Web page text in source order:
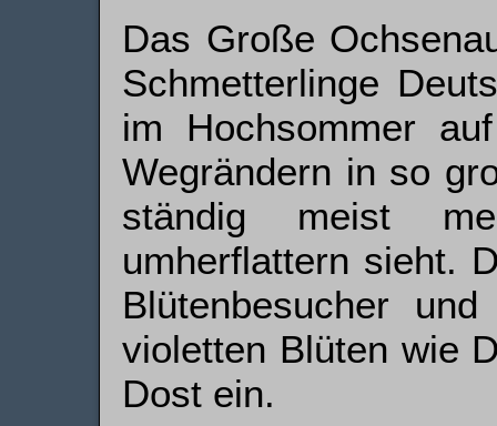
Das Große
Schmetterlinge
im Hochsommer
Wegrändern in so
ständig meist
umherflattern sieht.
Blütenbesucher
violetten Blüten wie
Dost ein.